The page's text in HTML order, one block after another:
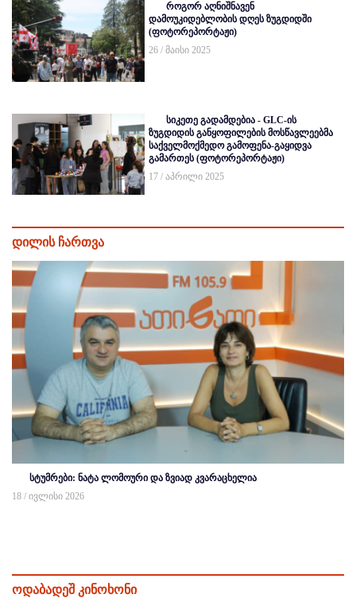
როგორ აღნიშნავენ
დამოუკიდებლობის დღეს ზუგდიდში
(ფოტორეპორტაჟი)
26 / მაისი 2025
სიკეთე გადამდებია - GLC-ის
ზუგდიდის განყოფილების მოსწავლეებმა
საქველმოქმედო გამოფენა-გაყიდვა
გამართეს (ფოტორეპორტაჟი)
17 / აპრილი 2025
დილის ჩართვა
სტუმრები: ნატა ლომოური და ზვიად კვარაცხელია
18 / ივლისი 2026
ოდაბადეშ კინოხონი